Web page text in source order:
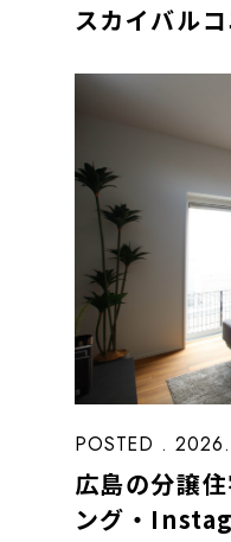
スカイバル
POSTED .
広島の分譲
ング・